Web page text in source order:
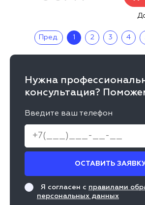
Пред. 1 2 3 4
Нужна
консультация?
Введите ваш телефон
ОСТАВИТЬ
Я согласен с правилами
персональных данных